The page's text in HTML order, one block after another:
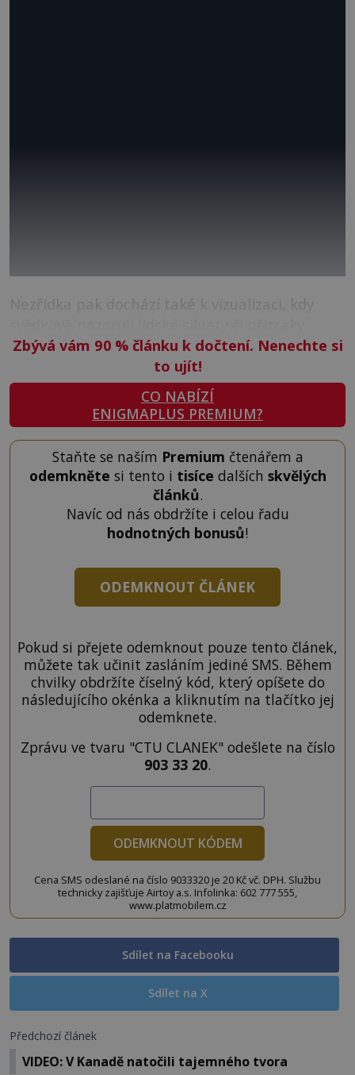
Nezřídka pak dochází také k vizualizaci, kdy
Zbývá vám 90 %článku k dočtení. Nenechte si
to ujít!
CO NABÍZÍ
ENIGMAPLUS PREMIUM?
Staňte se naším Premium čtenářem a
odemkněte si tento i tisíce dalších skvělých
článků.
Navíc od nás obdržíte i celou řadu
hodnotných bonusů!
ODEMKNOUT ČLÁNEK
Pokud si přejete odemknout pouze tento článek,
můžete tak učinit zasláním jediné SMS. Během
chvilky obdržíte číselný kód, který opíšete do
následujícího okénka a kliknutím na tlačítko jej
odemknete.
Zprávu ve tvaru "CTU CLANEK" odešlete na číslo
903 33 20.
ODEMKNOUT KÓDEM
Cena SMS odeslané na číslo 9033320 je 20 Kč vč. DPH. Službu
technicky zajišťuje Airtoy a.s. Infolinka: 602 777 555,
www.platmobilem.cz
Sdílet na Facebooku
Sdílet na X
Předchozí článek
VIDEO: V Kanadě natočili tajemného tvora